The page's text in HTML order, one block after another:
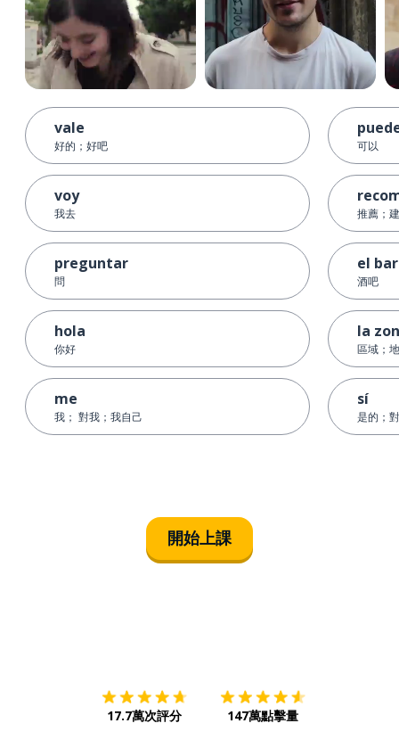
vale
好的；好吧
voy
我去
preguntar
問
hola
你好
me
我； 對我；我自己
可以
推薦；
el bar
酒吧
la
區域；
sí
是的；
開始上課
17.7萬次評分 147萬點擊量